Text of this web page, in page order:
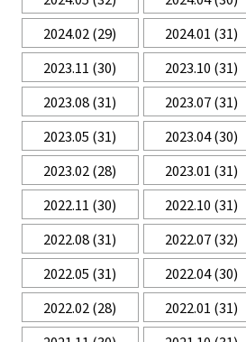
2024.02(29) 2024.01 (31)
2023.11 (30) 2023.10 (31)
2023.08(31) 2023.07(31)
2023.05 (31) 2023.04(30)
2023.02(28) 2023.01 (31)
2022.11 (30) 2022.10 (31)
2022.08(31) 2022.07(32)
2022.05 (31) 2022.04(30)
2022.02(28) 2022.01 (31)